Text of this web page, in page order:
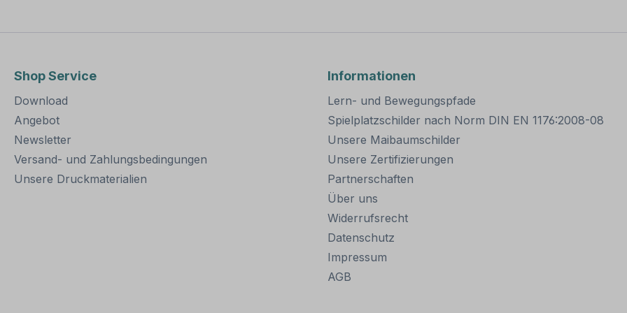
Shop Service
Download
Angebot
Newsletter
Versand- und Zahlungsbedingungen
Unsere Druckmaterialien
Informationen
Lern- und Bewegungspfade
Spielplatzschilder nach Norm DIN EN 1176:2008-08
Unsere Maibaumschilder
Unsere Zertifizierungen
Partnerschaften
Über uns
Widerrufsrecht
Datenschutz
Impressum
AGB